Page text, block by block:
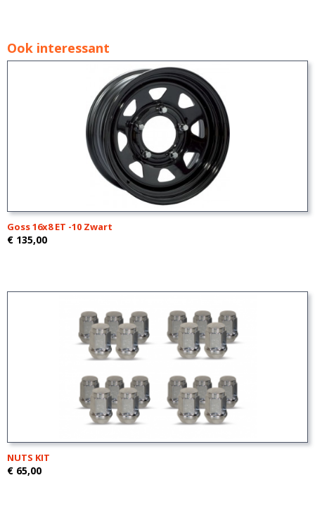
Ook interessant
Goss 16x8 ET -10 Zwart
€ 135,00
NUTS KIT
€ 65,00